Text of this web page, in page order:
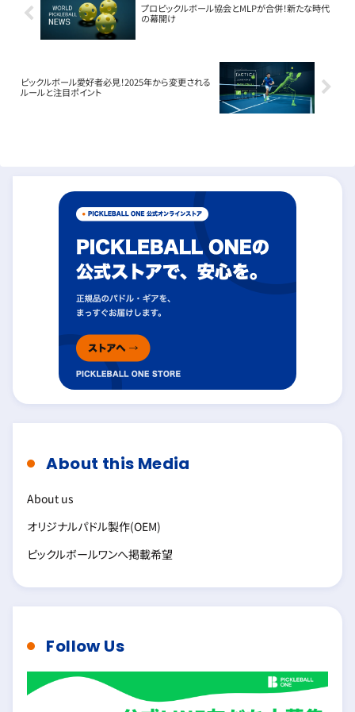
プロピックルボール協会とMLPが合併！新たな時代
の幕開け
ピックルボール愛好者必見！2025年から変更される
ルールと注目ポイント
About this Media
About us
オリジナルパドル製作(OEM)
ピックルボールワンへ掲載希望
Follow Us